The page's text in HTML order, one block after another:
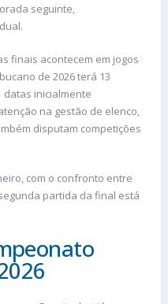
seguinte,
finais acontecem em jogos
de 2026 terá 13
datas inicialmente
na gestão de elenco,
disputam competições
com o confronto entre
partida da final está